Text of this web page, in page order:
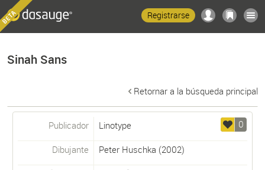
Registrarse
Sinah Sans
Retornar a la búsqueda principal
0
Publicador Linotype
Dibujante Peter Huschka (2002)